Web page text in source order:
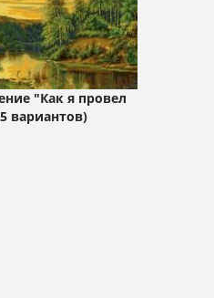
"Как я провел
вариантов)